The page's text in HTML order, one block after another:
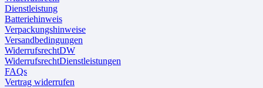
Dienstleistung
Batteriehinweis
Verpackungshinweise
Versandbedingungen
WiderrufsrechtDW
WiderrufsrechtDienstleistungen
FAQs
Vertrag widerrufen